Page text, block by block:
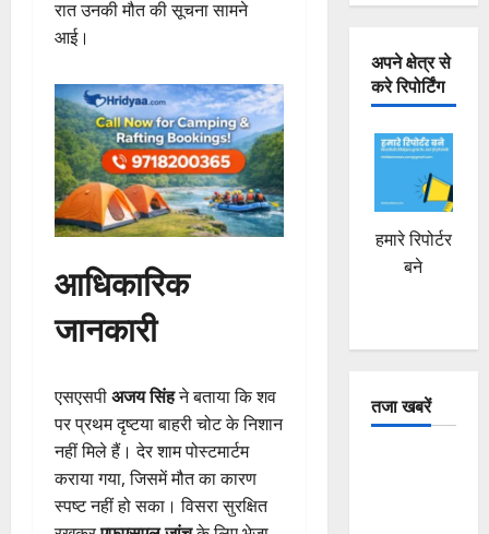
रात उनकी मौत की सूचना सामने
आई।
आधिकारिक
जानकारी
एसएसपीअजय सिंहने बताया कि शव
पर प्रथम दृष्टया बाहरी चोट के निशान
नहीं मिले हैं। देर शाम पोस्टमार्टम
कराया गया, जिसमें मौत का कारण
स्पष्ट नहीं हो सका। विसरा सुरक्षित
अपने क्षेत्र से
करे रिपोर्टिंग
हमारे रिपोर्टर
बने
तजा खबरें